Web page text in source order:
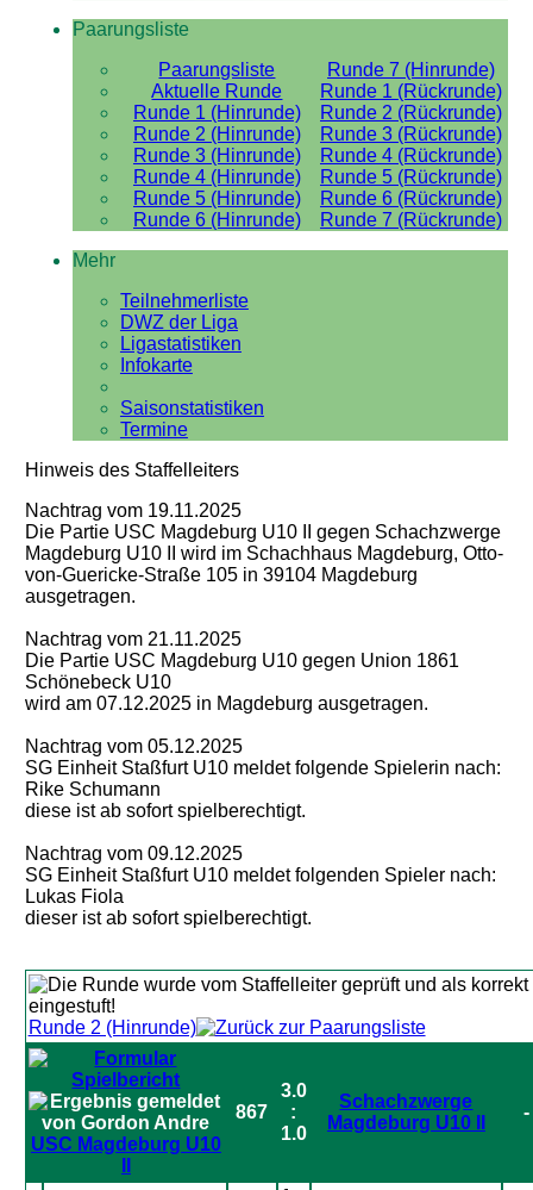
Paarungsliste
Paarungsliste
Runde 7 (Hinrunde)
Aktuelle Runde
Runde 1 (Rückrunde)
Runde 1 (Hinrunde)
Runde 2 (Rückrunde)
Runde 2 (Hinrunde)
Runde 3 (Rückrunde)
Runde 3 (Hinrunde)
Runde 4 (Rückrunde)
Runde 4 (Hinrunde)
Runde 5 (Rückrunde)
Runde 5 (Hinrunde)
Runde 6 (Rückrunde)
Runde 6 (Hinrunde)
Runde 7 (Rückrunde)
Mehr
Teilnehmerliste
DWZ der Liga
Ligastatistiken
Infokarte
Saisonstatistiken
Termine
Hinweis des Staffelleiters
Nachtrag vom 19.11.2025
Die Partie USC Magdeburg U10 II gegen Schachzwerge
Magdeburg U10 II wird im Schachhaus Magdeburg, Otto-
von-Guericke-Straße 105 in 39104 Magdeburg
ausgetragen.
Nachtrag vom 21.11.2025
Die Partie USC Magdeburg U10 gegen Union 1861
Schönebeck U10
wird am 07.12.2025 in Magdeburg ausgetragen.
Nachtrag vom 05.12.2025
SG Einheit Staßfurt U10 meldet folgende Spielerin nach:
Rike Schumann
diese ist ab sofort spielberechtigt.
Nachtrag vom 09.12.2025
SG Einheit Staßfurt U10 meldet folgenden Spieler nach:
Lukas Fiola
dieser ist ab sofort spielberechtigt.
Runde 2 (Hinrunde)
USC Magdeburg U10
867
3.0
:
1.0
Schachzwerge
Magdeburg U10 II
-